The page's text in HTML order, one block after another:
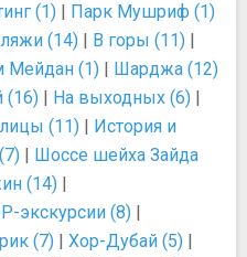
(1) | Парк Мушриф (1)
(14) | В горы (11) |
Мейдан (1) | Шарджа (12)
(16) | На выходных (6) |
(11) | История и
| Шоссе шейха Зайда
(14) |
экскурсии (8) |
(7) | Хор-Дубай (5) |